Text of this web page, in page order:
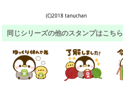
(C)2018 tanuchan
同じシリーズの他のスタンプはこちら